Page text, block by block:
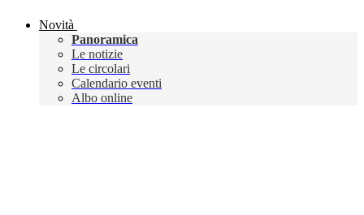
Novità
Panoramica
Le notizie
Le circolari
Calendario eventi
Albo online